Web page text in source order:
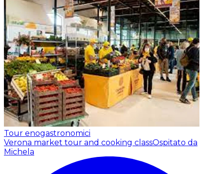
Tour enogastronomici
Verona market tour and cooking classOspitato da
Michela